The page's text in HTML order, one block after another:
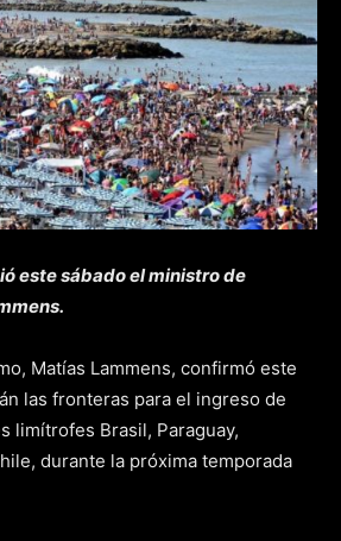
este sábado el ministro de
Matías Lammens, confirmó este
las fronteras para el ingreso de
limítrofes Brasil, Paraguay,
durante la próxima temporada